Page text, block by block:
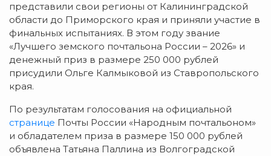
представили свои регионы от Калининградской
области до Приморского края и приняли участие в
финальных испытаниях. В этом году звание
«Лучшего земского почтальона России – 2026» и
денежный приз в размере 250 000 рублей
присудили Ольге Калмыковой из Ставропольского
края.
По результатам голосования на официальной
странице Почты России «Народным почтальоном»
и обладателем приза в размере 150 000 рублей
объявлена Татьяна Паллина из Волгоградской